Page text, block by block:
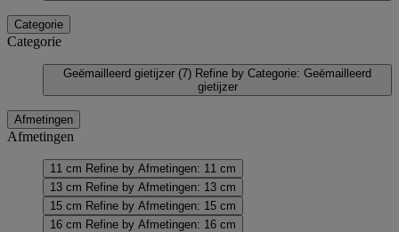
Categorie
Categorie
Geëmailleerd gietijzer (7) Refine by Categorie: Geëmailleerd
gietijzer
Afmetingen
Afmetingen
11 cm Refine by Afmetingen: 11 cm
13 cm Refine by Afmetingen: 13 cm
15 cm Refine by Afmetingen: 15 cm
16 cm Refine by Afmetingen: 16 cm